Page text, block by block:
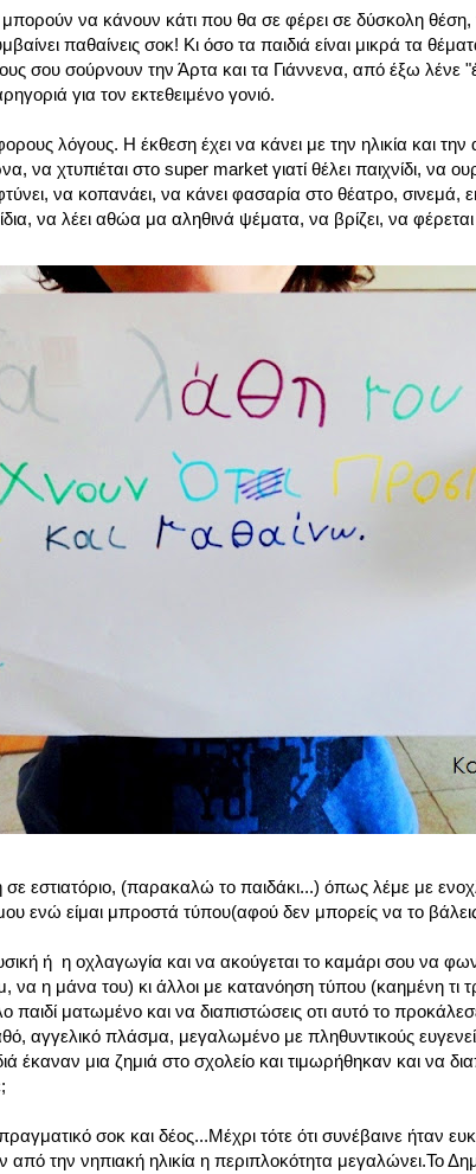
να κάνουν κάτι που θα σε φέρει σε δύσκολη θέση,
παθαίνεις σοκ! Κι όσο τα παιδιά είναι μικρά τα
σου σούρνουν την Άρτα και τα Γιάννενα, από έξω λένε
για τον εκτεθειμένο γονιό.
λόγους. Η έκθεση έχει να κάνει με την ηλικία και την
χτυπιέται στο super market γιατί θέλει παιχνίδι, να
να κοπανάει, να κάνει φασαρία στο θέατρο, σινεμά,
να λέει αθώα μα αληθινά ψέματα, να βρίζει, να φέρεται
εστιατόριο, (παρακαλώ το παιδάκι...) όπως λέμε με
ενώ είμαι μπροστά τύπου(αφού δεν μπορείς να το
ή η οχλαγωγία και να ακούγεται το καμάρι σου να
να η μάνα του) κι άλλοι με κατανόηση τύπου (καημένη τι
παιδί ματωμένο και να διαπιστώσεις οτι αυτό το
αγγελικό πλάσμα, μεγαλωμένο με πληθυντικούς
έκαναν μια ζημιά στο σχολείο και τιμωρήθηκαν και να
σοκ και δέος...Μέχρι τότε ότι συνέβαινε ήταν
από την νηπιακή ηλικία η περιπλοκότητα μεγαλώνει.Το